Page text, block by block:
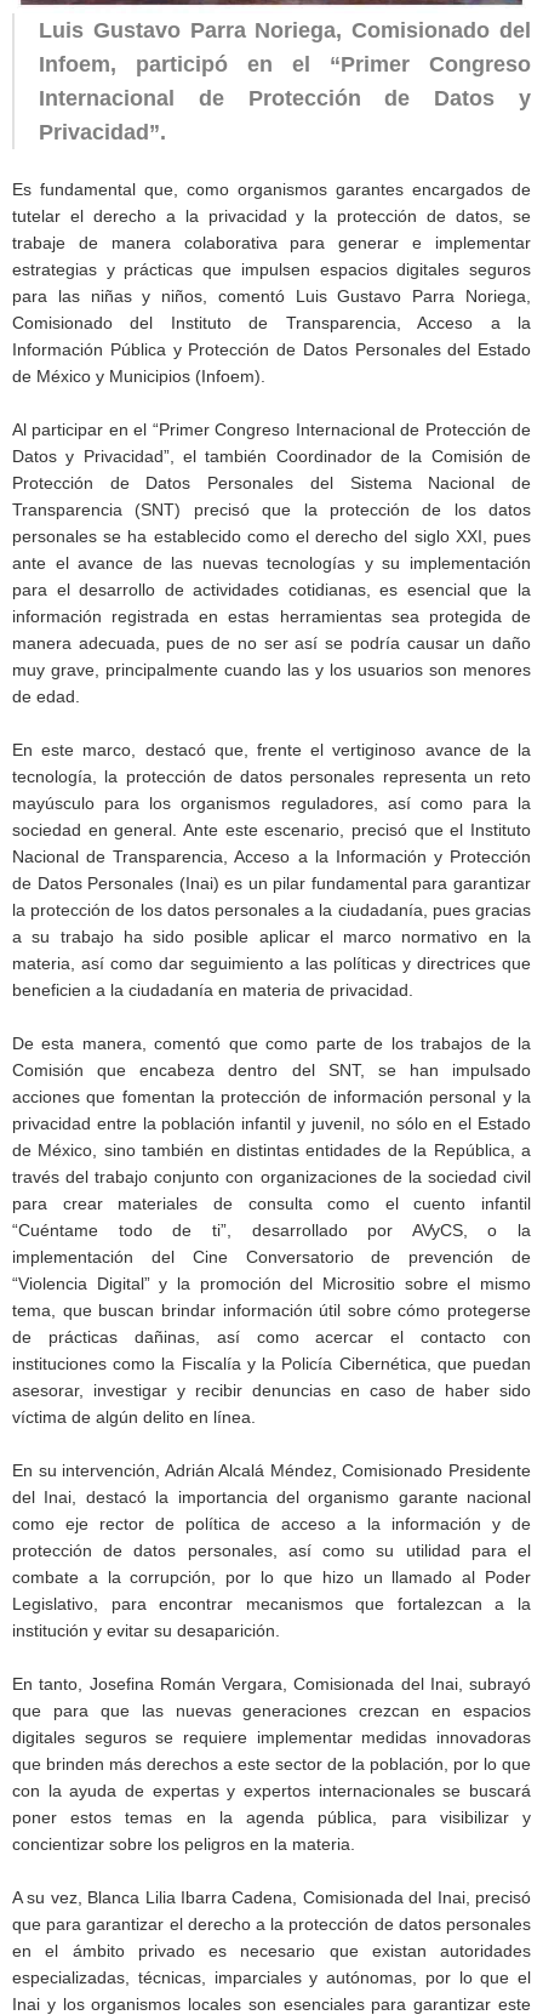
Luis Gustavo Parra Noriega, Comisionado del
Infoem, participó en el “Primer Congreso
Internacional de Protección de Datos y
Privacidad”.
Es fundamental que, como organismos garantes encargados de
tutelar el derecho a la privacidad y la protección de datos, se
trabaje de manera colaborativa para generar e implementar
estrategias y prácticas que impulsen espacios digitales seguros
para las niñas y niños, comentó Luis Gustavo Parra Noriega,
Comisionado del Instituto de Transparencia, Acceso a la
Información Pública y Protección de Datos Personales del Estado
de México y Municipios (Infoem).
Al participar en el “Primer Congreso Internacional de Protección de
Datos y Privacidad”, el también Coordinador de la Comisión de
Protección de Datos Personales del Sistema Nacional de
Transparencia (SNT) precisó que la protección de los datos
personales se ha establecido como el derecho del siglo XXI, pues
ante el avance de las nuevas tecnologías y su implementación
para el desarrollo de actividades cotidianas, es esencial que la
información registrada en estas herramientas sea protegida de
manera adecuada, pues de no ser así se podría causar un daño
muy grave, principalmente cuando las y los usuarios son menores
de edad.
En este marco, destacó que, frente el vertiginoso avance de la
tecnología, la protección de datos personales representa un reto
mayúsculo para los organismos reguladores, así como para la
sociedad en general. Ante este escenario, precisó que el Instituto
Nacional de Transparencia, Acceso a la Información y Protección
de Datos Personales (Inai) es un pilar fundamental para garantizar
la protección de los datos personales a la ciudadanía, pues gracias
a su trabajo ha sido posible aplicar el marco normativo en la
materia, así como dar seguimiento a las políticas y directrices que
beneficien a la ciudadanía en materia de privacidad.
De esta manera, comentó que como parte de los trabajos de la
Comisión que encabeza dentro del SNT, se han impulsado
acciones que fomentan la protección de información personal y la
privacidad entre la población infantil y juvenil, no sólo en el Estado
de México, sino también en distintas entidades de la República, a
través del trabajo conjunto con organizaciones de la sociedad civil
para crear materiales de consulta como el cuento infantil
“Cuéntame todo de ti”, desarrollado por AVyCS, o la
implementación del Cine Conversatorio de prevención de
“Violencia Digital” y la promoción del Micrositio sobre el mismo
tema, que buscan brindar información útil sobre cómo protegerse
de prácticas dañinas, así como acercar el contacto con
instituciones como la Fiscalía y la Policía Cibernética, que puedan
asesorar, investigar y recibir denuncias en caso de haber sido
víctima de algún delito en línea.
En su intervención, Adrián Alcalá Méndez, Comisionado Presidente
del Inai, destacó la importancia del organismo garante nacional
como eje rector de política de acceso a la información y de
protección de datos personales, así como su utilidad para el
combate a la corrupción, por lo que hizo un llamado al Poder
Legislativo, para encontrar mecanismos que fortalezcan a la
institución y evitar su desaparición.
En tanto, Josefina Román Vergara, Comisionada del Inai, subrayó
que para que las nuevas generaciones crezcan en espacios
digitales seguros se requiere implementar medidas innovadoras
que brinden más derechos a este sector de la población, por lo que
con la ayuda de expertas y expertos internacionales se buscará
poner estos temas en la agenda pública, para visibilizar y
concientizar sobre los peligros en la materia.
A su vez, Blanca Lilia Ibarra Cadena, Comisionada del Inai, precisó
que para garantizar el derecho a la protección de datos personales
en el ámbito privado es necesario que existan autoridades
especializadas, técnicas, imparciales y autónomas, por lo que el
Inai y los organismos locales son esenciales para garantizar este